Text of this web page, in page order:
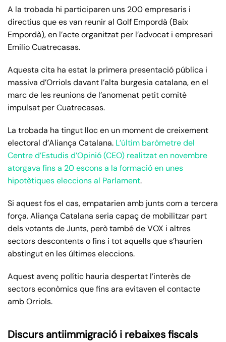
A la trobada hi participaren uns 200 empresaris i
directius que es van reunir al Golf Empordà (Baix
Empordà), en l’acte organitzat per l’advocat i empresari
Emilio Cuatrecasas.
Aquesta cita ha estat la primera presentació pública i
massiva d’Orriols davant l’alta burgesia catalana, en el
marc de les reunions de l’anomenat petit comitè
impulsat per Cuatrecasas.
La trobada ha tingut lloc en un moment de creixement
electoral d’Aliança Catalana. L’últim baròmetre del
Centre d’Estudis d’Opinió (CEO) realitzat en novembre
atorgava fins a 20 escons a la formació en unes
hipotètiques eleccions al Parlament.
Si aquest fos el cas, empatarien amb junts com a tercera
força. Aliança Catalana seria capaç de mobilitzar part
dels votants de Junts, però també de VOX i altres
sectors descontents o fins i tot aquells que s’haurien
abstingut en les últimes eleccions.
Aquest avenç polític hauria despertat l’interès de
sectors econòmics que fins ara evitaven el contacte
amb Orriols.
Discurs antiimmigració i rebaixes fiscals